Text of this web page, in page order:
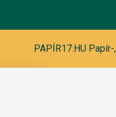
PAPÍR17.HU